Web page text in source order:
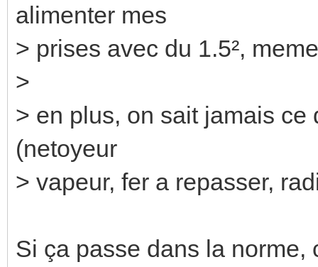
alimenter mes
> prises avec du 1.5²,
>
> en plus, on sait jamais
(netoyeur
> vapeur, fer a repasser,
Si ça passe dans la norme,